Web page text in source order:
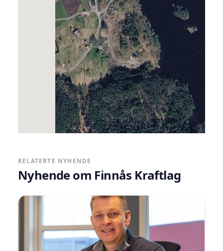
www.finnas-kraftlag.no Google Maps
Facebook
Kategoriar
Taggar / Nøkkelord
altibox
RELATERTE NYHENDE
Nyhende om Finnås Kraftlag